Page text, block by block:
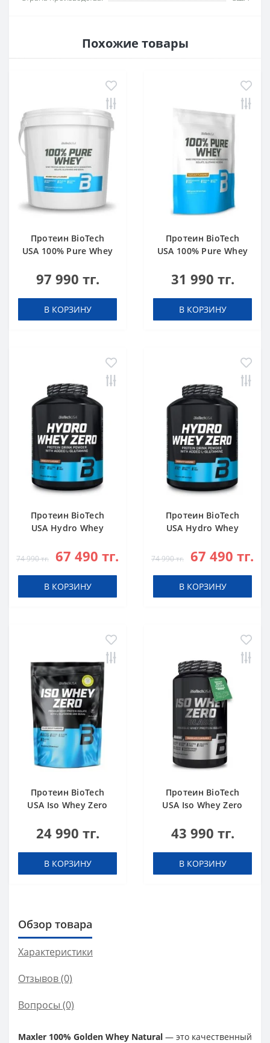
Похожие товары
Протеин BioTech
USA 100% Pure Whey
g
97 990 тг.
В КОРЗИНУ
Протеин BioTech
USA 100% Pure Whey
31 990 тг.
В КОРЗИНУ
Протеин BioTech
USA Hydro Whey
g
74 990 тг. 67 490 тг.
В КОРЗИНУ
Протеин BioTech
USA Hydro Whey
74 990 тг. 67 490 тг.
В КОРЗИНУ
Протеин BioTech
USA Iso Whey Zero
454 g
24 990 тг.
В КОРЗИНУ
Протеин BioTech
USA Iso Whey Zero
43 990 тг.
В КОРЗИНУ
Обзор товара
Характеристики
Отзывов (0)
Вопросы (0)
Maxler 100% Golden Whey Natural — это качественный